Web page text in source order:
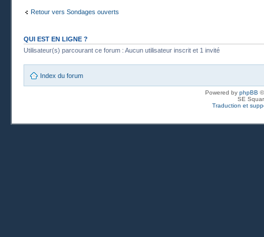
Retour vers Sondages ouverts
QUI EST EN LIGNE ?
Utilisateur(s) parcourant ce forum : Aucun utilisateur inscrit et 1 invité
Index du forum
Powered by phpBB
SE
Traduction et